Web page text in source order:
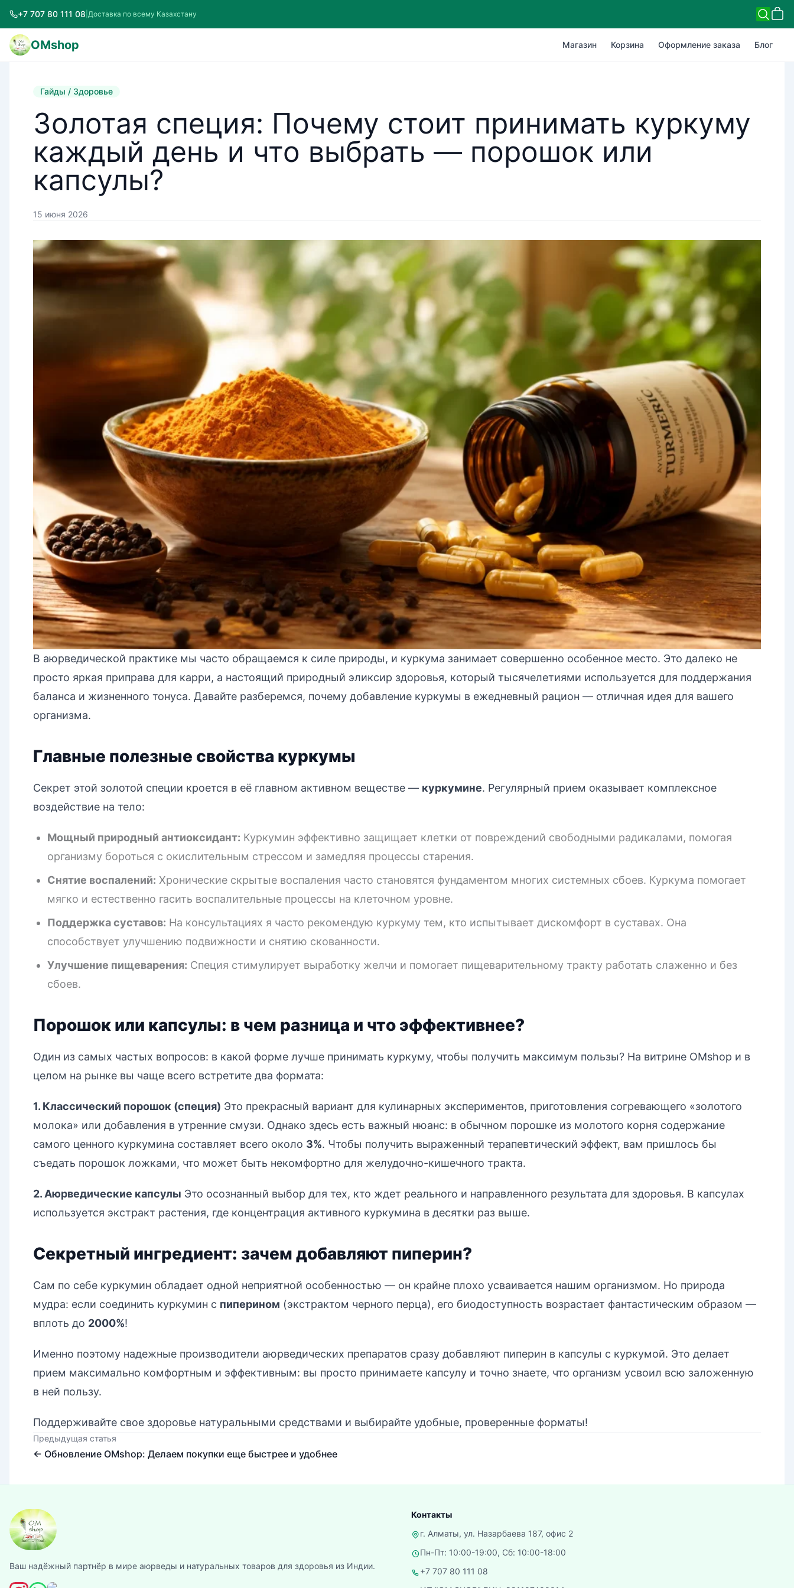
+7 707 80 111 08 Доставка по всему Казахстану
OMshop Магазин Корзина Оформление заказа Блог
Гайды / Здоровье
Золотая специя: Почему стоит принимать куркуму
каждый день и что выбрать — порошок или
капсулы?
15 июня 2026
В аюрведической практике мы часто обращаемся к силе природы, и куркума занимает совершенно особенное место. Это далеко не
просто яркая приправа для карри, а настоящий природный эликсир здоровья, который тысячелетиями используется для поддержания
баланса и жизненного тонуса. Давайте разберемся, почему добавление куркумы в ежедневный рацион — отличная идея для вашего
организма.
Главные полезные свойства куркумы
Секрет этой золотой специи кроется в её главном активном веществе — куркумине. Регулярный прием оказывает комплексное
воздействие на тело:
Мощный природный антиоксидант: Куркумин эффективно защищает клетки от повреждений свободными радикалами, помогая
организму бороться с окислительным стрессом и замедляя процессы старения.
Снятие воспалений: Хронические скрытые воспаления часто становятся фундаментом многих системных сбоев. Куркума помогает
мягко и естественно гасить воспалительные процессы на клеточном уровне.
Поддержка суставов: На консультациях я часто рекомендую куркуму тем, кто испытывает дискомфорт в суставах. Она
способствует улучшению подвижности и снятию скованности.
Улучшение пищеварения: Специя стимулирует выработку желчи и помогает пищеварительному тракту работать слаженно и без
сбоев.
Порошок или капсулы: в чем разница и что эффективнее?
Один из самых частых вопросов: в какой форме лучше принимать куркуму, чтобы получить максимум пользы? На витрине OMshop и в
целом на рынке вы чаще всего встретите два формата:
1. Классический порошок (специя) Это прекрасный вариант для кулинарных экспериментов, приготовления согревающего «золотого
молока» или добавления в утренние смузи. Однако здесь есть важный нюанс: в обычном порошке из молотого корня содержание
самого ценного куркумина составляет всего около 3%. Чтобы получить выраженный терапевтический эффект, вам пришлось бы
съедать порошок ложками, что может быть некомфортно для желудочно-кишечного тракта.
2. Аюрведические капсулы Это осознанный выбор для тех, кто ждет реального и направленного результата для здоровья. В капсулах
используется экстракт растения, где концентрация активного куркумина в десятки раз выше.
Секретный ингредиент: зачем добавляют пиперин?
Сам по себе куркумин обладает одной неприятной особенностью — он крайне плохо усваивается нашим организмом. Но природа
мудра: если соединить куркумин с пиперином (экстрактом черного перца), его биодоступность возрастает фантастическим образом —
вплоть до 2000%!
Именно поэтому надежные производители аюрведических препаратов сразу добавляют пиперин в капсулы с куркумой. Это делает
прием максимально комфортным и эффективным: вы просто принимаете капсулу и точно знаете, что организм усвоил всю заложенную
в ней пользу.
Поддерживайте свое здоровье натуральными средствами и выбирайте удобные, проверенные форматы!
Предыдущая статья
← Обновление OMshop: Делаем покупки еще быстрее и удобнее
Ваш надёжный партнёр в мире аюрведы и натуральных товаров для здоровья из Индии.
Контакты
г. Алматы, ул. Назарбаева 187, офис 2
Пн-Пт: 10:00-19:00, Сб: 10:00-18:00
+7 707 80 111 08